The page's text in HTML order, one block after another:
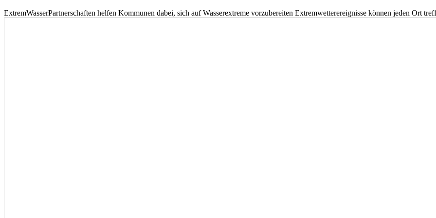
ExtremWasserPartnerschaften helfen Kommunen dabei, sich auf Wasserextreme vorzubereiten Extremwetterereignisse können jeden Ort